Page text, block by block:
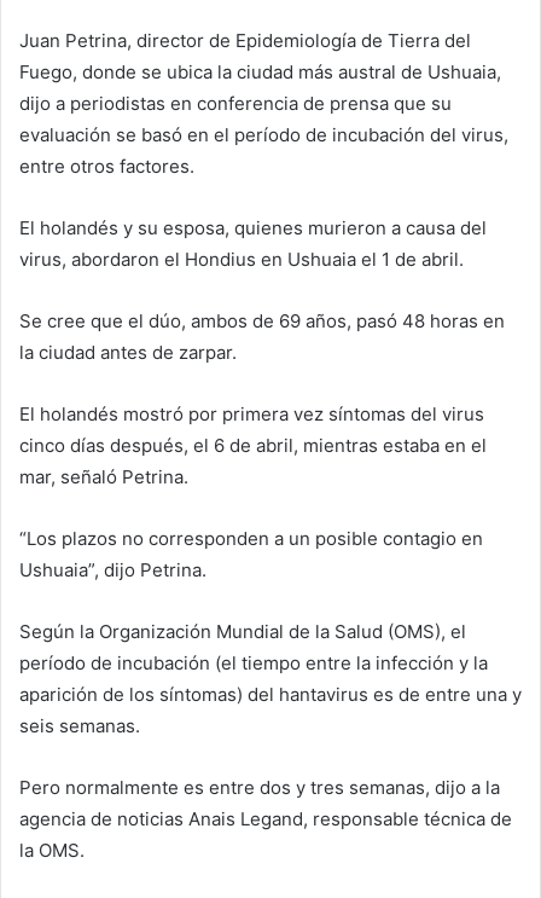
Juan Petrina, director de Epidemiología de Tierra del
Fuego, donde se ubica la ciudad más austral de Ushuaia,
dijo a periodistas en conferencia de prensa que su
evaluación se basó en el período de incubación del virus,
entre otros factores.
El holandés y su esposa, quienes murieron a causa del
virus, abordaron el Hondius en Ushuaia el 1 de abril.
Se cree que el dúo, ambos de 69 años, pasó 48 horas en
la ciudad antes de zarpar.
El holandés mostró por primera vez síntomas del virus
cinco días después, el 6 de abril, mientras estaba en el
mar, señaló Petrina.
“Los plazos no corresponden a un posible contagio en
Ushuaia”, dijo Petrina.
Según la Organización Mundial de la Salud (OMS), el
período de incubación (el tiempo entre la infección y la
aparición de los síntomas) del hantavirus es de entre una y
seis semanas.
Pero normalmente es entre dos y tres semanas, dijo a la
agencia de noticias Anais Legand, responsable técnica de
la OMS.